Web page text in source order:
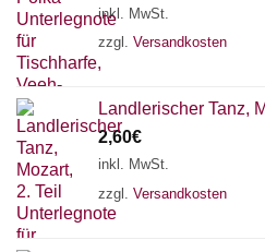
inkl. MwSt.
zzgl. Versandkosten
Landlerischer Tanz,
2,60€
inkl. MwSt.
zzgl. Versandkosten
Chat Support